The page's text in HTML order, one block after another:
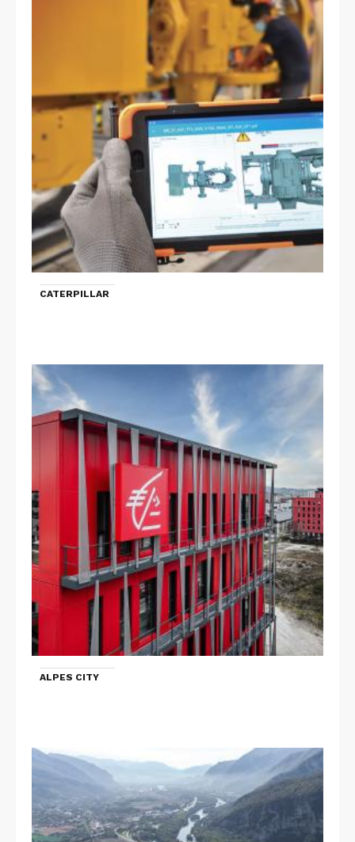
CATERPILLAR
ALPES CITY